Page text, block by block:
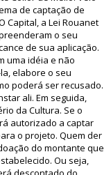
de captação de
Capital, a Lei Rouanet
o seu
de sua aplicação.
uma idéia e não
elabore o seu
poderá ser recusado.
ali. Em seguida,
da Cultura. Se o
autorizado a captar
o projeto. Quem der
do montante que
Ou seja,